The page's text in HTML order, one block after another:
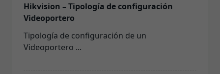
Hikvision – Tipología de configuración
Videoportero
Tipología de configuración de un
Videoportero ...